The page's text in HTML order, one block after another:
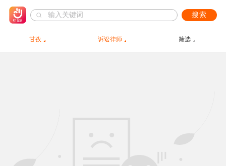
搜索
甘孜 诉讼律师 筛选